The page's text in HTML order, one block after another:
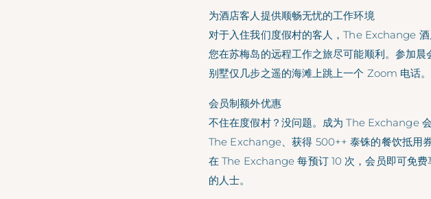
为酒店客人提供顺畅无忧的工作环境
对于入住我们度假村的客人，The Exchange
您在苏梅岛的远程工作之旅尽可能顺利。参加
别墅仅几步之遥的海滩上跳上一个 Zoom 电话
会员制额外优惠
不住在度假村？没问题。成为 The Exchange
The Exchange、获得 500++ 泰铢的餐饮抵用
在 The Exchange 每预订 10 次，会员即可免
的人士。